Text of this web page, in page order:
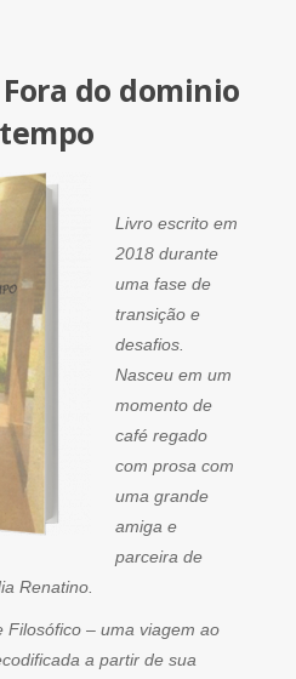
do dominio
Livro escrito em
2018 durante
uma fase de
transição e
desafios.
Nasceu em um
momento de
café regado
com prosa com
uma grande
amiga e
parceira de
Renatino.
Filosófico – uma viagem ao
a partir de sua